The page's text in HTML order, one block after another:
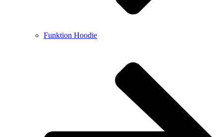
Funktion Hoodie